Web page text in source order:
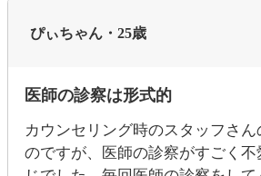
ぴぃちゃん・25歳
医師の診察は形式的
カウンセリング時のスタッフさ
のですが、医師の診察がすごく